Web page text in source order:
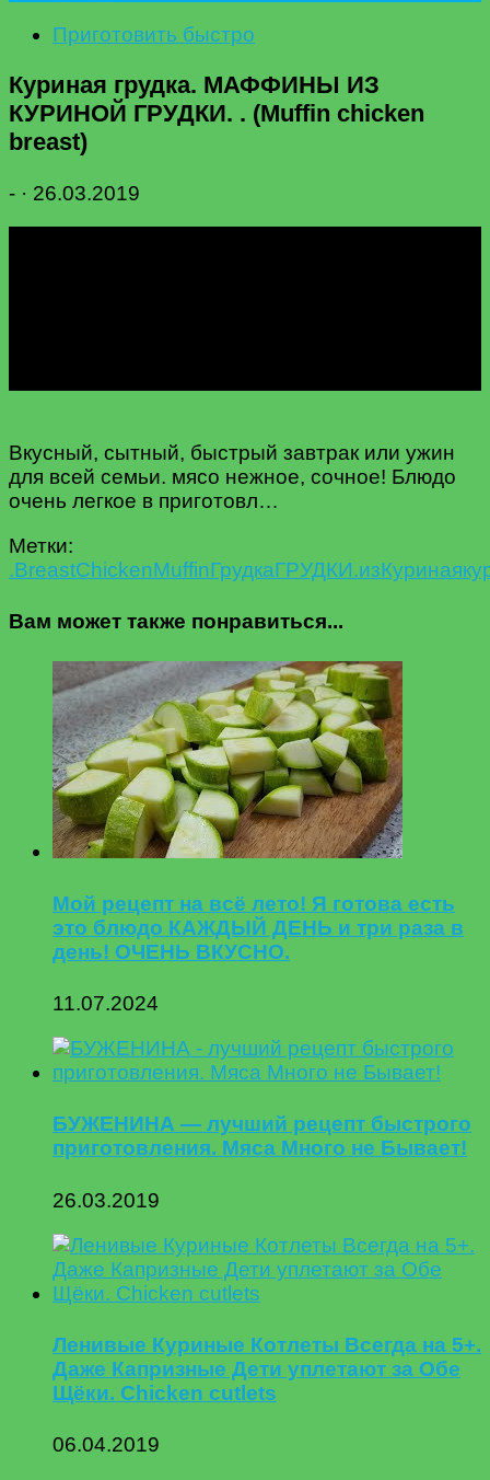
Приготовить быстро
Куриная грудка. МАФФИНЫ ИЗ
КУРИНОЙ ГРУДКИ. . (Muffin chicken
breast)
- · 26.03.2019
Вкусный, сытный, быстрый завтрак или ужин
для всей семьи. мясо нежное, сочное! Блюдо
очень легкое в приготовл…
Метки:
.BreastChickenMuffinГрудкаГРУДКИ.изКуриная
Вам может также понравиться...
Мой рецепт на всё лето! Я готова есть
это блюдо КАЖДЫЙ ДЕНЬ и три раза в
день! ОЧЕНЬ ВКУСНО.
11.07.2024
БУЖЕНИНА — лучший рецепт быстрого
приготовления. Мяса Много не Бывает!
26.03.2019
Ленивые Куриные Котлеты Всегда на 5+.
Даже Капризные Дети уплетают за Обе
Щёки. Chicken cutlets
06.04.2019